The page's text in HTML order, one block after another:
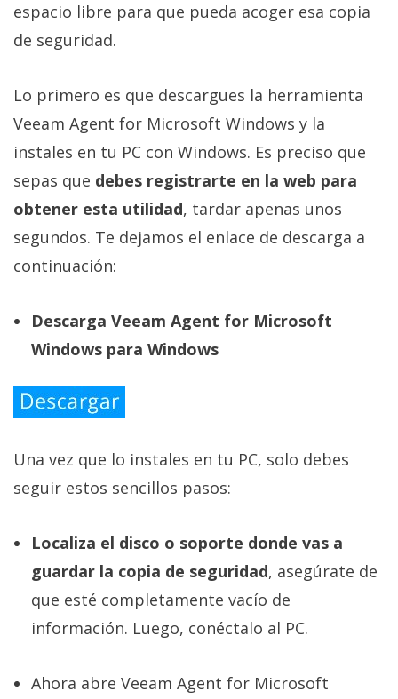
espacio libre para que pueda acoger esa copia
de seguridad.
Lo primero es que descargues la herramienta
Veeam Agent for Microsoft Windows y la
instales en tu PC con Windows. Es preciso que
sepas que debes registrarte en la web para
obtener esta utilidad, tardar apenas unos
segundos. Te dejamos el enlace de descarga a
continuación:
Descarga Veeam Agent for Microsoft
Windows para Windows
Una vez que lo instales en tu PC, solo debes
seguir estos sencillos pasos:
Localiza el disco o soporte donde vas a
guardar la copia de seguridad, asegúrate de
que esté completamente vacío de
información. Luego, conéctalo al PC.
Ahora abre Veeam Agent for Microsoft